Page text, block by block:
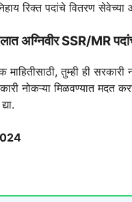
रिक्त पदांचे वितरण
SSR/MR
तुम्ही ही सरकारी
नोकऱ्या मिळवण्यात मदत